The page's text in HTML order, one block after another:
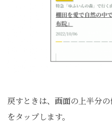
戻すときは、画面の上半分
をタップします。